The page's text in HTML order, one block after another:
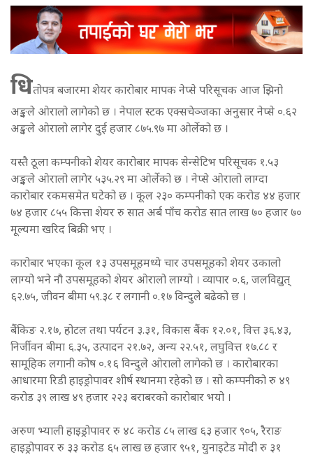
धितोपत्र बजारमा शेयर कारोबार मापक नेप्से परिसूचक आज झिनो
अङ्कले ओरालो लागेको छ । नेपाल स्टक एक्सचेञ्जका अनुसार नेप्से ०.६२
अङ्कले ओरालो लागेर दुई हजार ८७५.९७ मा ओर्लेको छ ।
यस्तै ठूला कम्पनीको शेयर कारोबार मापक सेन्सेटिभ परिसूचक १.५३
अङ्कले ओरालो लागेर ५३५.२९ मा ओर्लेको छ । नेप्से ओरालो लाग्दा
कारोबार रकमसमेत घटेको छ । कूल २३० कम्पनीको एक करोड ४४ हजार
७४ हजार ८५५ कित्ता शेयर रु सात अर्ब पाँच करोड सात लाख ७० हजार ७०
मूल्यमा खरिद बिक्री भए ।
कारोबार भएका कूल १३ उपसमूहमध्ये चार उपसमूहको शेयर उकालो
लाग्यो भने नौ उपसमूहको शेयर ओरालो लाग्यो । व्यापार ०.६, जलविद्युत्
६२.७५, जीवन बीमा ५९.३८ र लगानी ०.१७ विन्दुले बढेको छ ।
बैंकिङ २.१७, होटल तथा पर्यटन ३.३१, विकास बैंक १२.०१, वित्त ३६.४३,
निर्जीवन बीमा ६.३५, उत्पादन २१.७२, अन्य २२.५१, लघुवित्त १७.८८ र
सामूहिक लगानी कोष ०.१६ विन्दुले ओरालो लागेको छ । कारोबारका
आधारमा रिडी हाइड्रोपावर शीर्ष स्थानमा रहेको छ । सो कम्पनीको रु ४९
करोड ३९ लाख ४९ हजार २२३ बराबरको कारोबार भयो ।
अरुण भ्याली हाइड्रोपावर रु ४८ करोड ८५ लाख ६३ हजार ९०५, रैराङ
हाइड्रोपावर रु ३३ करोड ६५ लाख छ हजार ९५१, युनाइटेड मोदी रु ३१